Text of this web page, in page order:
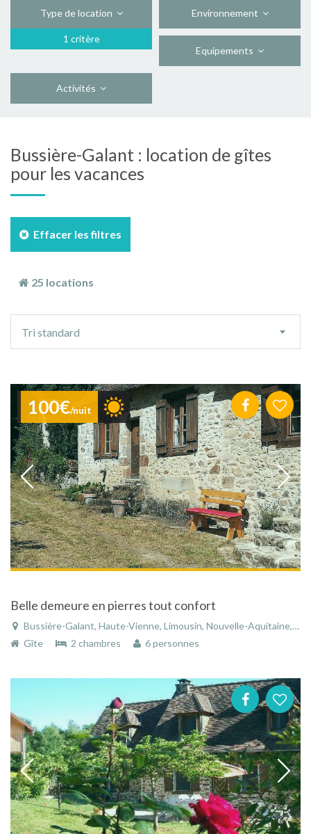
Type de location
1 critère
Environnement
Equipements
Activités
Bussière-Galant : location de gîtes
pour les vacances
Effacer les filtres
25 locations
tri
Tri standard
100€/nuit
Belle demeure en pierres tout confort
Bussière-Galant, Haute-Vienne, Limousin, Nouvelle-Aquitaine, France
Gîte
2 chambres 6 personnes